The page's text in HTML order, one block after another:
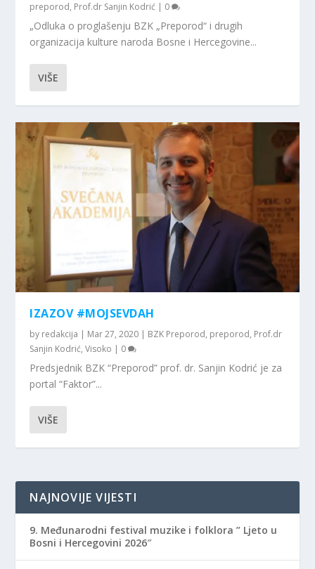
preporod, Prof.dr Sanjin Kodrić | 0
„Odluka o proglašenju BZK „Preporod“ i drugih
organizacija kulture naroda Bosne i Hercegovine...
VIŠE
IZAZOV #MOJSEVDAH
by redakcija | Mar 27, 2020 | BZK Preporod, preporod, Prof.dr
Sanjin Kodrić,Visoko | 0
Predsjednik BZK “Preporod” prof. dr. Sanjin Kodrić je za
portal “Faktor”...
VIŠE
NAJNOVIJE VIJESTI
9. Međunarodni festival muzike i folklora ” Ljeto u
Bosni i Hercegovini 2026″